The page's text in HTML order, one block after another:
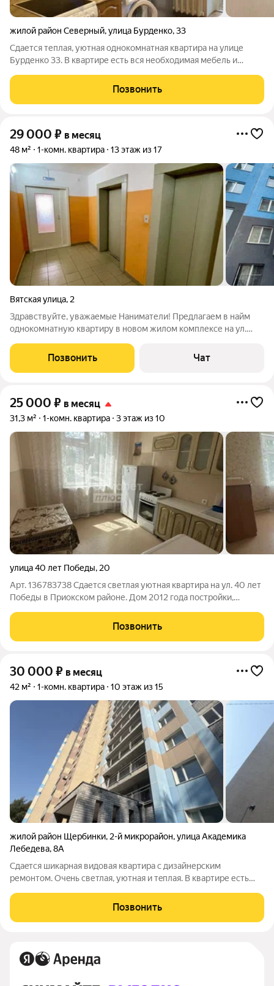
жилой район Северный,улица Бурденко,33
Сдается теплая, уютная однокомнатная квартира на улице
Бурденко 33. В квартире есть вся необходимая мебель и
Ухоженный двор. Фотографии реальные. Не информационное
агенство. Никаких денег заранее
Позвонить
29 000 ₽ в месяц
48 м² 1-комн. квартира 13 этаж из 17
Вятская улица, 2
Здравствуйте, уважаемые Наниматели! Предлагаем в найм
однокомнатную квартиру в новом жилом комплексе на ул.
Вятская . Развитая инфраструктура, магазин пятерочка около
дома, до остановки
Позвонить Чат
25 000 ₽ в месяц
31,3 м² 1-комн. квартира 3 этаж из 10
улица 40 лет Победы, 20
Арт. 136783738 Сдается светлая уютная квартира на ул. 40 лет
Победы в Приокском районе. Дом 2012 года постройки,
Квартира полностью готова для комфортного проживания:Вся
необходимая мебель
Позвонить
30 000 ₽ в месяц
42 м² 1-комн. квартира 10 этаж из 15
жилой район Щербинки, 2-й микрорайон,улица Академика
Лебедева,8А
Сдaeтcя шикарная видовая квартира с дизайнерским
ремонтом. Очeнь cветлая, уютная и тeплaя. В квартире есть
Бaлкoн c пaнoрaмными oкнaми и пoтpясающим видoм. Кухня 11
метров, выделенная спальная
Позвонить